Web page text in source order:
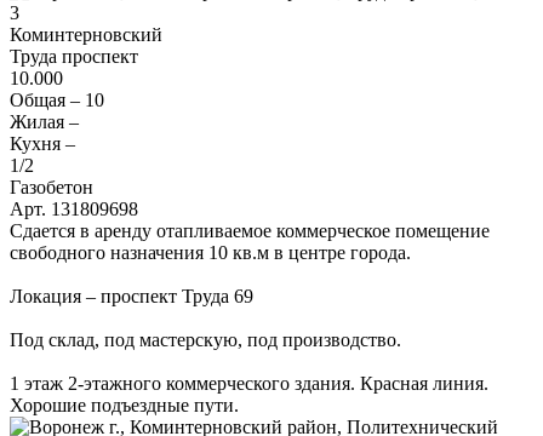
3
Коминтерновский
Труда проспект
10.000
Общая – 10
Жилая –
Кухня –
1/2
Газобетон
Арт. 131809698
Сдается в аренду отапливаемое коммерческое помещение
свободного назначения 10 кв.м в центре города.
Локация – проспект Труда 69
Под склад, под мастерскую, под производство.
1 этаж 2-этажного коммерческого здания. Красная линия.
Хорошие подъездные пути.